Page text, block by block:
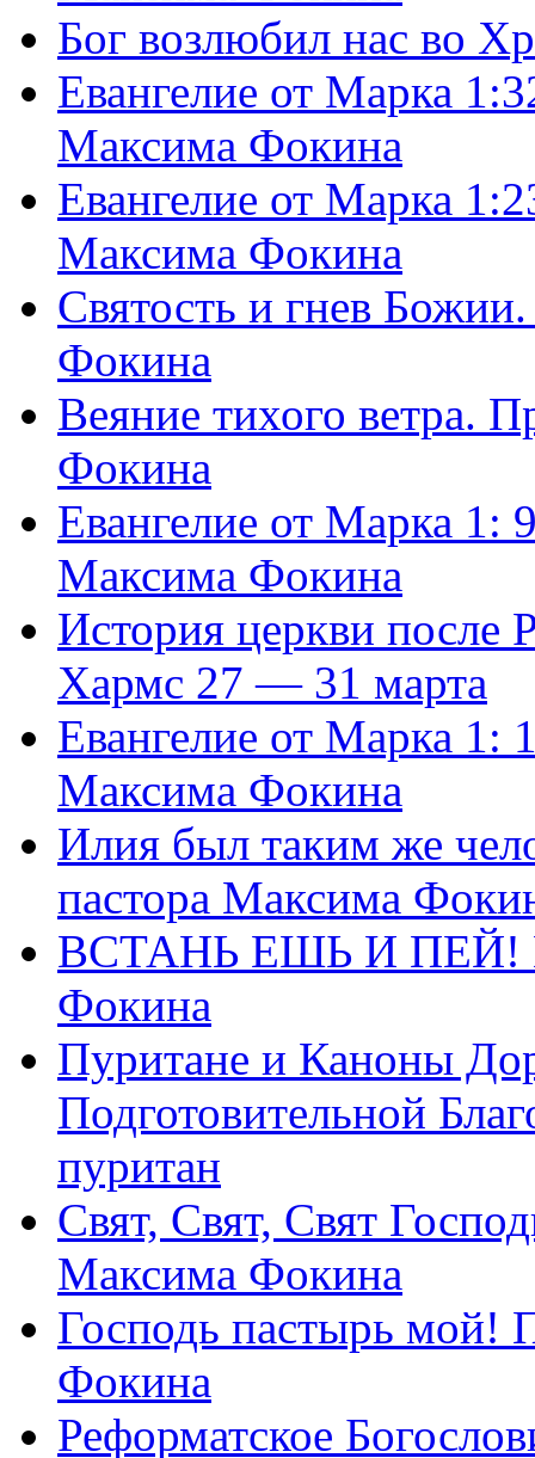
Бог возлюбил нас во
Евангелие от Марка
Максима Фокина
Евангелие от Марка
Максима Фокина
Святость и гнев
Фокина
Веяние тихого ветра.
Фокина
Евангелие от Марка 1:
Максима Фокина
История церкви
Хармс 27 — 31 марта
Евангелие от Марка 1:
Максима Фокина
Илия был таким же
пастора Максима
ВСТАНЬ ЕШЬ И ПЕЙ!
Фокина
Пуритане и Каноны
Подготовительной
пуритан
Свят, Свят, Свят
Максима Фокина
Господь пастырь мой!
Фокина
Реформатское